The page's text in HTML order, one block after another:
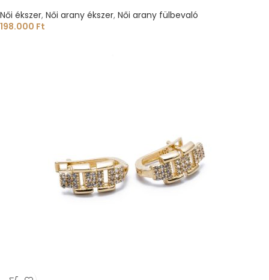
Női ékszer, Női arany ékszer, Női arany fülbevaló
198.000 Ft